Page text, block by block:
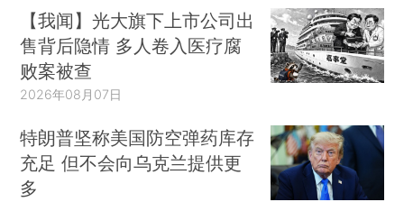
【我闻】光大旗下上市公司出
售背后隐情 多人卷入医疗腐
败案被查
2026年08月07日
特朗普坚称美国防空弹药库存
充足 但不会向乌克兰提供更
多